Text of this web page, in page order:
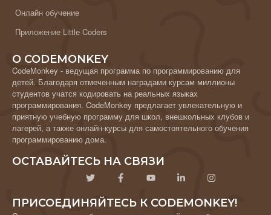
Онлайн обучение
Приложение Little Coders
О CODEMONKEY
CodeMonkey - ведущая программа по программированию для
детей. Благодаря отмеченным наградами курсам миллионы
студентов учатся кодировать на реальных языках
программирования. CodeMonkey предлагает увлекательную и
приятную учебную программу для школ, внешкольных клубов и
лагерей, а также онлайн-курсы для самостоятельного обучения
программированию дома.
ОСТАВАЙТЕСЬ НА СВЯЗИ
ПРИСОЕДИНЯЙТЕСЬ К CODEMONKEY!